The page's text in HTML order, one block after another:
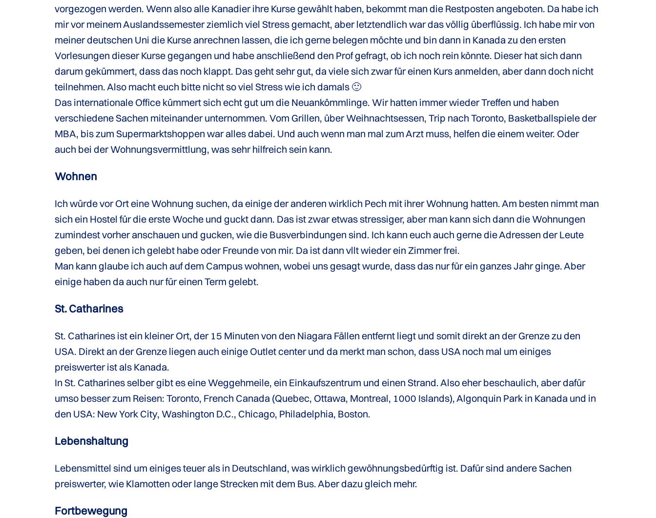
vorgezogen werden. Wenn also alle Kanadier ihre Kurse gewählt haben, bekommt man die Restposten angeboten. Da habe ich
mir vor meinem Auslandssemester ziemlich viel Stress gemacht, aber letztendlich war das völlig überflüssig. Ich habe mir von
meiner deutschen Uni die Kurse anrechnen lassen, die ich gerne belegen möchte und bin dann in Kanada zu den ersten
Vorlesungen dieser Kurse gegangen und habe anschließend den Prof gefragt, ob ich noch rein könnte. Dieser hat sich dann
darum gekümmert, dass das noch klappt. Das geht sehr gut, da viele sich zwar für einen Kurs anmelden, aber dann doch nicht
teilnehmen. Also macht euch bitte nicht so viel Stress wie ich damals 🙂
Das internationale Office kümmert sich echt gut um die Neuankömmlinge. Wir hatten immer wieder Treffen und haben
verschiedene Sachen miteinander unternommen. Vom Grillen, über Weihnachtsessen, Trip nach Toronto, Basketballspiele der
MBA, bis zum Supermarktshoppen war alles dabei. Und auch wenn man mal zum Arzt muss, helfen die einem weiter. Oder
auch bei der Wohnungsvermittlung, was sehr hilfreich sein kann.
Wohnen
Ich würde vor Ort eine Wohnung suchen, da einige der anderen wirklich Pech mit ihrer Wohnung hatten. Am besten nimmt man
sich ein Hostel für die erste Woche und guckt dann. Das ist zwar etwas stressiger, aber man kann sich dann die Wohnungen
zumindest vorher anschauen und gucken, wie die Busverbindungen sind. Ich kann euch auch gerne die Adressen der Leute
geben, bei denen ich gelebt habe oder Freunde von mir. Da ist dann vllt wieder ein Zimmer frei.
Man kann glaube ich auch auf dem Campus wohnen, wobei uns gesagt wurde, dass das nur für ein ganzes Jahr ginge. Aber
einige haben da auch nur für einen Term gelebt.
St. Catharines
St. Catharines ist ein kleiner Ort, der 15 Minuten von den Niagara Fällen entfernt liegt und somit direkt an der Grenze zu den
USA. Direkt an der Grenze liegen auch einige Outlet center und da merkt man schon, dass USA noch mal um einiges
preiswerter ist als Kanada.
In St. Catharines selber gibt es eine Weggehmeile, ein Einkaufszentrum und einen Strand. Also eher beschaulich, aber dafür
umso besser zum Reisen: Toronto, French Canada (Quebec, Ottawa, Montreal, 1000 Islands), Algonquin Park in Kanada und in
den USA: New York City, Washington D.C., Chicago, Philadelphia, Boston.
Lebenshaltung
Lebensmittel sind um einiges teuer als in Deutschland, was wirklich gewöhnungsbedürftig ist. Dafür sind andere Sachen
preiswerter, wie Klamotten oder lange Strecken mit dem Bus. Aber dazu gleich mehr.
Fortbewegung